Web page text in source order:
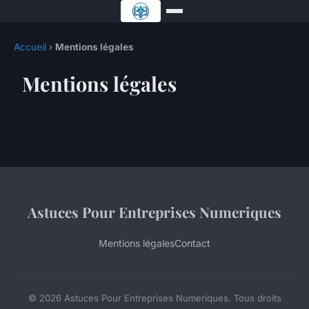
Accueil › Mentions légales
Mentions légales
Astuces Pour Entreprises Numeriques
Mentions légalesContact
© 2026 Astuces Pour Entreprises Numeriques. Tous droits